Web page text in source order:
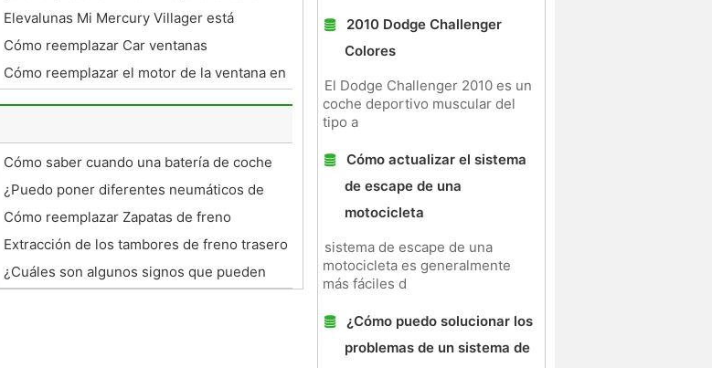
ventana de un 1983 GMC?
Elevalunas Mi Mercury Villager está
subiendo lenta
Cómo reemplazar Car ventanas
Cómo reemplazar el motor de la ventana en
un Jeep Grand Cherokee 2003
Cómo saber cuando una batería de coche
es malo
¿Puedo poner diferentes neumáticos de
tamaño en mi coche?
Cómo reemplazar Zapatas de freno
delantero en una vespa china
Extracción de los tambores de freno trasero
en un Grand Am 1996
¿Cuáles son algunos signos que pueden
indicar un problema con el sistema de
2010 Dodge Challenger
Colores
El Dodge Challenger 2010 es un
coche deportivo muscular del
tipo a
Cómo actualizar el sistema
de escape de una
motocicleta
sistema de escape de una
motocicleta es generalmente
más fáciles d
¿Cómo puedo solucionar los
problemas de un sistema de